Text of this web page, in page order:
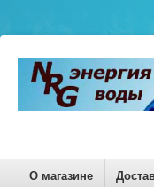
О магазине